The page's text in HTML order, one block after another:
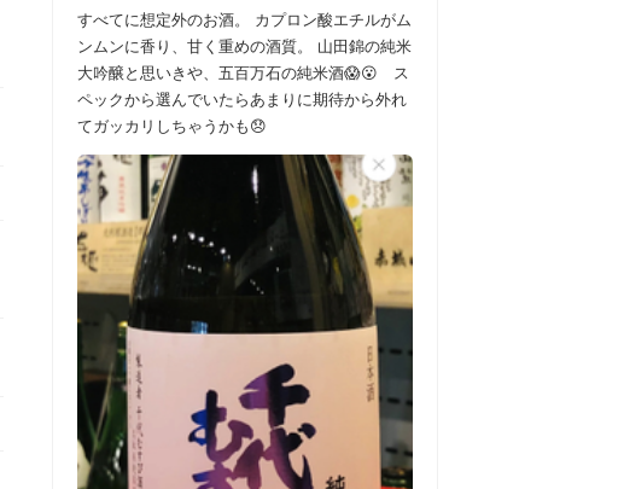
すべてに想定外のお酒。 カプロン酸エチルがム
ンムンに香り、甘く重めの酒質。 山田錦の純米
大吟醸と思いきや、五百万石の純米酒😱😮 ス
ペックから選んでいたらあまりに期待から外れ
てガッカリしちゃうかも😞